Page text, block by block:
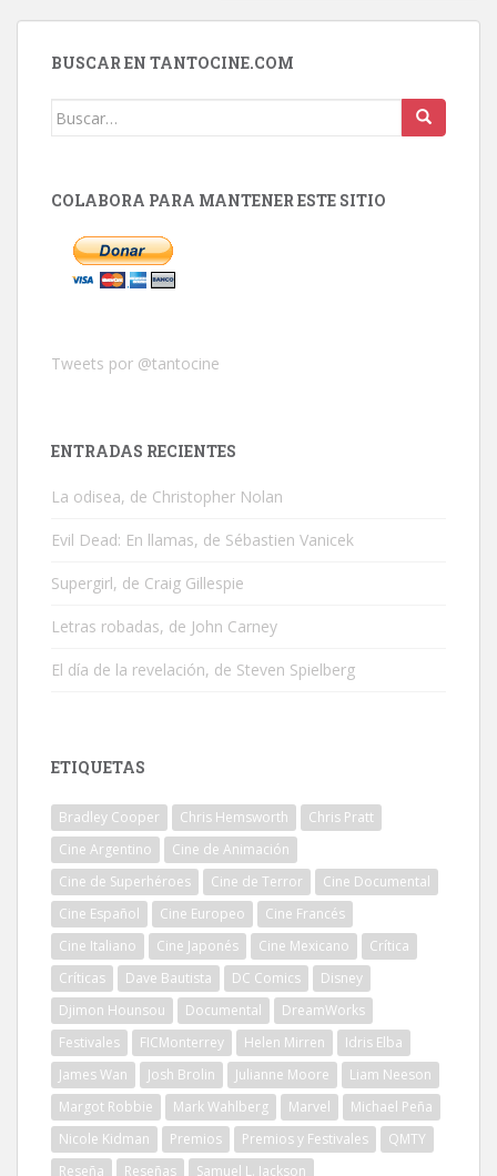
BUSCAR EN TANTOCINE.COM
Buscar:
COLABORA PARA MANTENER ESTE SITIO
Tweets por @tantocine
ENTRADAS RECIENTES
La odisea, de Christopher Nolan
Evil Dead: En llamas, de Sébastien Vanicek
Supergirl, de Craig Gillespie
Letras robadas, de John Carney
El día de la revelación, de Steven Spielberg
ETIQUETAS
Bradley Cooper Chris Hemsworth
Chris Pratt
Cine Argentino
Cine de Animación
Cine de Superhéroes
Cine de Terror
Cine Documental
Cine Español
Cine Europeo
Cine Francés
Cine Italiano
Cine Japonés Cine Mexicano
Crítica
Críticas
Dave Bautista DC Comics
Disney
Djimon Hounsou
Documental
DreamWorks
Festivales
FICMonterrey Helen Mirren
Idris Elba
James Wan
Josh Brolin Julianne Moore
Liam Neeson
Margot Robbie
Mark Wahlberg Marvel
Michael Peña
Nicole Kidman
Premios Premios y Festivales
QMTY
Reseña
Reseñas Samuel L. Jackson